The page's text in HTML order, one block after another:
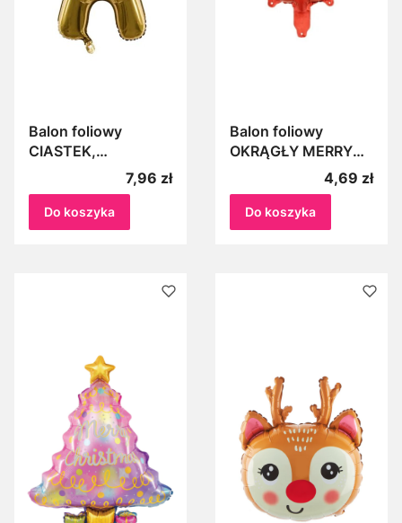
Balon foliowy
CIASTEK,
pierniczek, święta
Boże Narodzenie,
Mikołajki ok.
67x97cm balony na
Cena
7,96 zł
Do koszyka
Balon foliowy
OKRĄGŁY MERRY
CHRISTMAS, święta
Boże Narodzenie ok.
45cm
Cena
4,69 zł
Do koszyka